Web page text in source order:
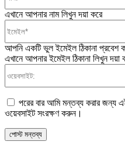
এখানে আপনার নাম লিখুন দয়া করে
আপনি একটি ভুল ইমেইল ঠিকানা প্রবেশ
এখানে আপনার ইমেইল ঠিকানা লিখুন দয়া
পরের বার আমি মন্তব্য করার জন্য
ওয়েবসাইট সংরক্ষণ করুন।